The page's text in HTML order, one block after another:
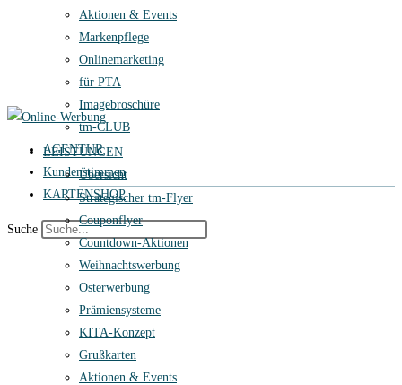
Aktionen & Events
Markenpflege
Onlinemarketing
für PTA
Imagebroschüre
tm-CLUB
AGENTUR
Kundenstimmen
KARTENSHOP
Suche
LEISTUNGEN
Übersicht
Strategischer tm-Flyer
Couponflyer
Countdown-Aktionen
Weihnachtswerbung
Osterwerbung
Prämiensysteme
KITA-Konzept
Grußkarten
Aktionen & Events